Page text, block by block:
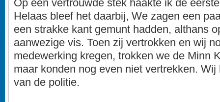
Op een vertrouwde stek haakte ik de
Helaas bleef het daarbij, We zagen een
een strakke kant gemunt hadden, althans
aanwezige vis. Toen zij vertrokken en wij
medewerking kregen, trokken we de Minn
maar konden nog even niet vertrekken.
van de politie.